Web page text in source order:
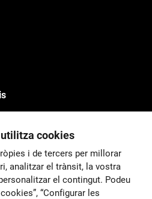
cookies
i de tercers per millorar
analitzar el trànsit, la vostra
el contingut. Podeu
“Configurar les